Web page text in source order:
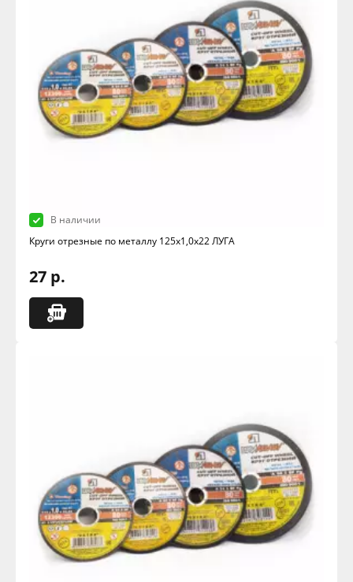
В наличии
Круги отрезные по металлу 125х1,0х22 ЛУГА
27 р.